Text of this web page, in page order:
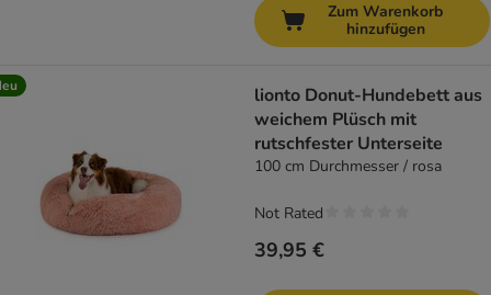
Zum Warenkorb
hinzufügen
lionto Donut-Hundebett aus
weichem Plüsch mit
rutschfester Unterseite
100 cm Durchmesser / rosa
39,95 €
Not Rated